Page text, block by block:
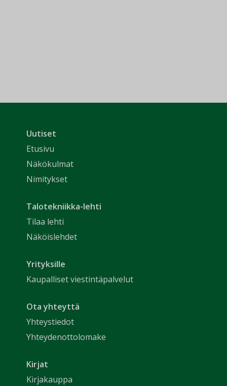
Uutiset
Etusivu
Näkökulmat
Nimitykset
Talotekniikka-lehti
Tilaa lehti
Näköislehdet
Yrityksille
Kaupalliset viestintäpalvelut
Ota yhteyttä
Yhteystiedot
Yhteydenottolomake
Kirjat
Kirjakauppa